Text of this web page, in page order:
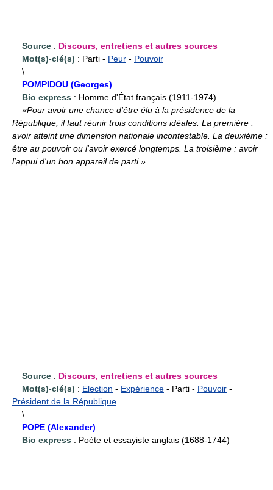
Source : Discours, entretiens et autres sources
Mot(s)-clé(s) : Parti - Peur - Pouvoir
\
POMPIDOU (Georges)
Bio express : Homme d'État français (1911-1974)
«Pour avoir une chance d'être élu à la présidence de la
République, il faut réunir trois conditions idéales. La première :
avoir atteint une dimension nationale incontestable. La deuxième :
être au pouvoir ou l'avoir exercé longtemps. La troisième : avoir
l'appui d'un bon appareil de parti.»
Source : Discours, entretiens et autres sources
Mot(s)-clé(s) : Election - Expérience - Parti - Pouvoir -
Président de la République
\
POPE (Alexander)
Bio express : Poète et essayiste anglais (1688-1744)